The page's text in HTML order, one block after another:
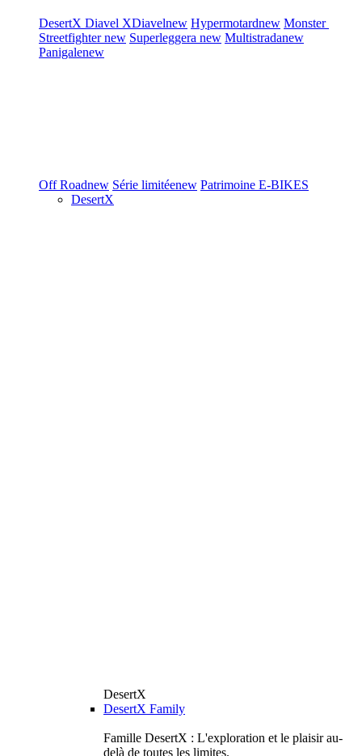
DesertX Diavel XDiavelnew Hypermotardnew Monster
Streetfighternew Superleggera new Multistradanew
Panigalenew
Off Roadnew Série limitéenew Patrimoine E-BIKES
DesertX
DesertX
DesertX Family
Famille DesertX : L'exploration et le plaisir au-
delà de toutes les limites.